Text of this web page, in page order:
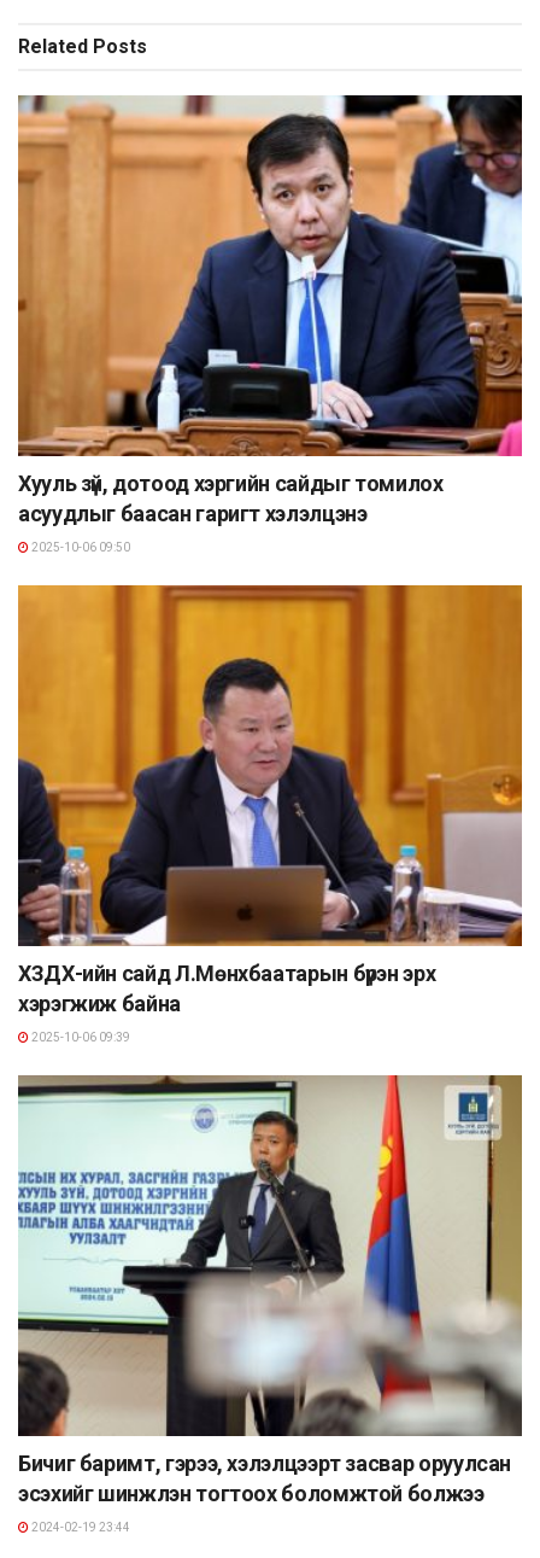
Related Posts
Хууль зүй, дотоод хэргийн сайдыг томилох
асуудлыг баасан гаригт хэлэлцэнэ
2025-10-06 09:50
ХЗДХ-ийн сайд Л.Мөнхбаатарын бүрэн эрх
хэрэгжиж байна
2025-10-06 09:39
Бичиг баримт, гэрээ, хэлэлцээрт засвар оруулсан
эсэхийг шинжлэн тогтоох боломжтой болжээ
2024-02-19 23:44